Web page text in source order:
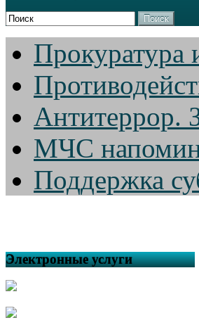
Поиск
Прокуратура
Антитеррор.
МЧС
Поддержка
Электронные услуги